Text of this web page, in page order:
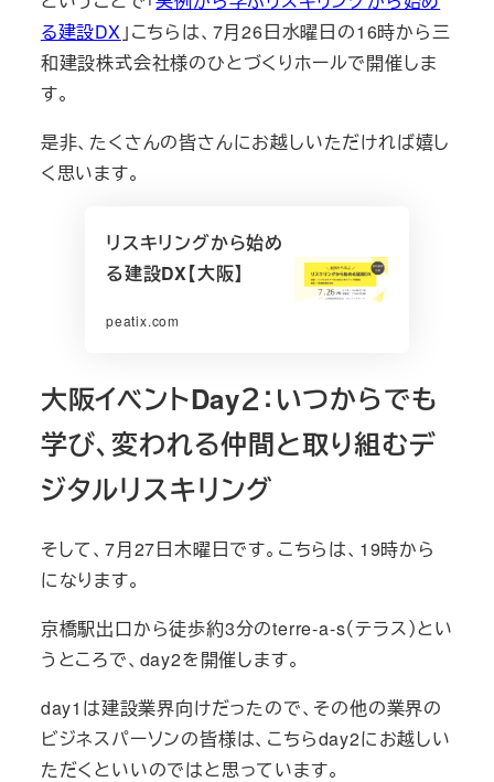
る建設DX 」こちらは、7月26日水曜日の16時から三
和建設株式会社様のひとづくりホールで開催しま
す。
是非、たくさんの皆さんにお越しいただければ嬉し
く思います。
リスキリングから始め
る建設DX【大阪】
peatix.com
大阪イベントDay２： いつからでも
学び、変われる仲間と取り組むデ
ジタルリスキリング
そして、7月27日木曜日です。こちらは、19時から
になります。
京橋駅出口から徒歩約3分のterre-a-s（テラス）とい
うところで、day2を開催します。
day1は建設業界向けだったので、その他の業界の
ビジネスパーソンの皆様は、こちらday2にお越しい
ただくといいのではと思っています。